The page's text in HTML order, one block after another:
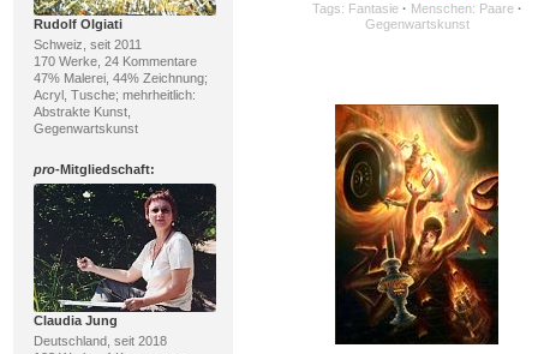
Rudolf Olgiati
Schweiz, seit 2011
170 Werke, 24 Kommentare
47% Malerei, 44% Zeichnung;
Acryl, Tusche; mehrheitlich:
Abstrakte Kunst,
Gegenwartskunst
pro-Mitgliedschaft:
Claudia Jung
Deutschland, seit 2018
Tags: Fantasie · Menschen: Paare ·
Gegenwartskunst